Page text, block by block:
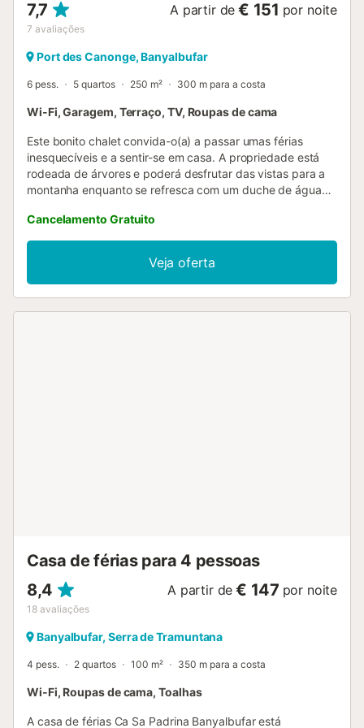
7,7
7 avaliações
A partir de € 151 por noite
Port des Canonge, Banyalbufar
6 pess. 5 quartos 250 m² 300 m para a costa
Wi-Fi, Garagem, Terraço, TV, Roupas de cama
Este bonito chalet convida-o(a) a passar umas férias
inesquecíveis e a sentir-se em casa. A propriedade está
rodeada de árvores e poderá desfrutar das vistas para a
montanha enquanto se refresca com um duche de água
bebida na varanda com os seus acompanhantes, após um
dia completo de turismo pela ilha. Tenha em atenção que,
por se encontrar numa urbanização, tem vizinhos perto,
mas sem abdicar da sua privacidade e tranquilidade. O
interior da casa está distribuído por dois pisos. No rés-do-
Cancelamento Gratuito
Veja oferta
Casa de férias para 4 pessoas
8,4
18 avaliações
A partir de € 147 por noite
Banyalbufar, Serra de Tramuntana
4 pess. 2 quartos 100 m² 350 m para a costa
Wi-Fi, Roupas de cama, Toalhas
A casa de férias Ca Sa Padrina Banyalbufar está